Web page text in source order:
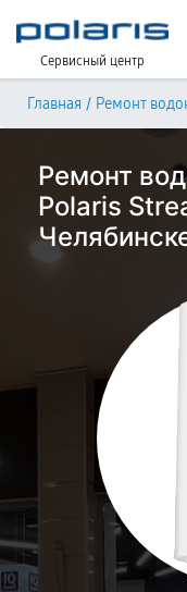
Сервисный центр
Главная / Ремонт
Ремонт
Polaris